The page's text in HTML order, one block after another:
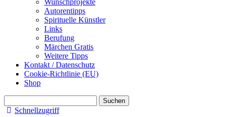
Wunschprojekte
Autorentipps
Spirituelle Künstler
Links
Berufung
Märchen Gratis
Weitere Tipps
Kontakt / Datenschutz
Cookie-Richtlinie (EU)
Shop
nach:Schnellzugriff